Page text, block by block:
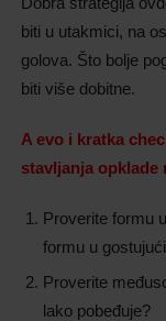
biti u utakmici, na
golova. Što bolje
biti više dobitne.
A evo i kratka
stavljanja opklade
Proverite formu
formu u
Proverite
lako pobeđuje?